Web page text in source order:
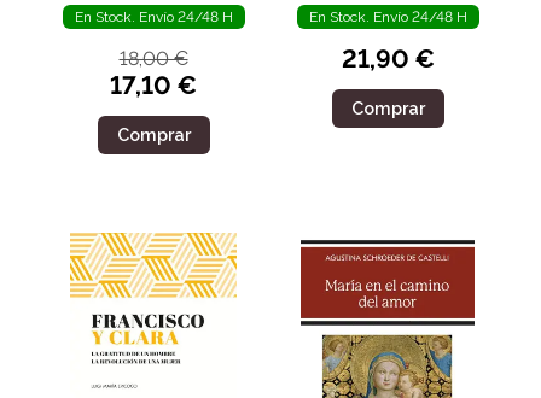
En Stock. Envío 24/48 H
18,00 €
17,10 €
Comprar
En Stock. Envío 24/48 H
21,90 €
Comprar